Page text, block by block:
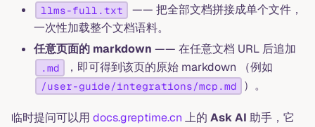
llms-full.txt
—— 把全部文档拼接成单个文件，
一次性加载整个文档语料。
任意页面的 markdown —— 在任意文档 URL 后追加
.md ，即可得到该页的原始 markdown （例如
/user-guide/integrations/mcp.md ）。
临时提问可以用 docs.greptime.cn 上的 Ask AI 助手，它